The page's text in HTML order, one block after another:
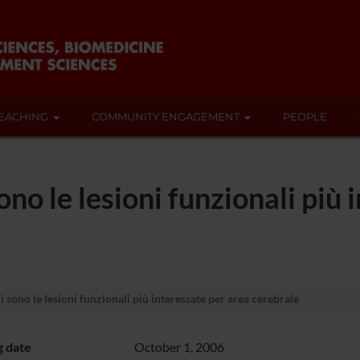
COMMUNITY ENGAGEMENT PEOPLE
le lesioni funzionali più
le lesioni funzionali più interessate per area cerebrale
date October 1, 2006